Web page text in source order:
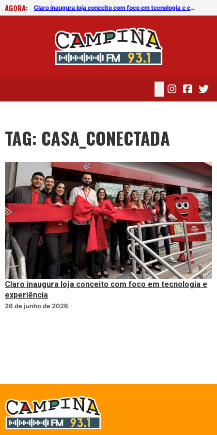
AGORA:
Claro inaugura loja conceito com foco em tecnologia e experiência Claro inaugura loja conceito com foco em tecnologia e experiência
TAG: CASA_CONECTADA
Claro inaugura loja conceito com foco em tecnologia e
experiência
26 de junho de 2026